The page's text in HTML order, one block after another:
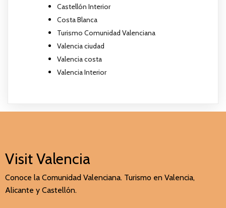
Castellón Interior
Costa Blanca
Turismo Comunidad Valenciana
Valencia ciudad
Valencia costa
Valencia Interior
Visit Valencia
Conoce la Comunidad Valenciana. Turismo en Valencia,
Alicante y Castellón.